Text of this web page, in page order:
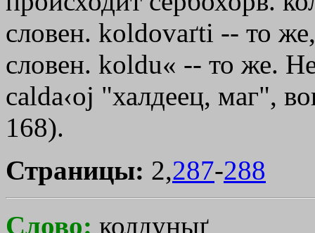
словен. koldovaґti -- то
словен. koldu« -- то же.
calda‹oj "халдеец, маг",
168).
Страницы: 2,287-288
Слово: колдуныґ